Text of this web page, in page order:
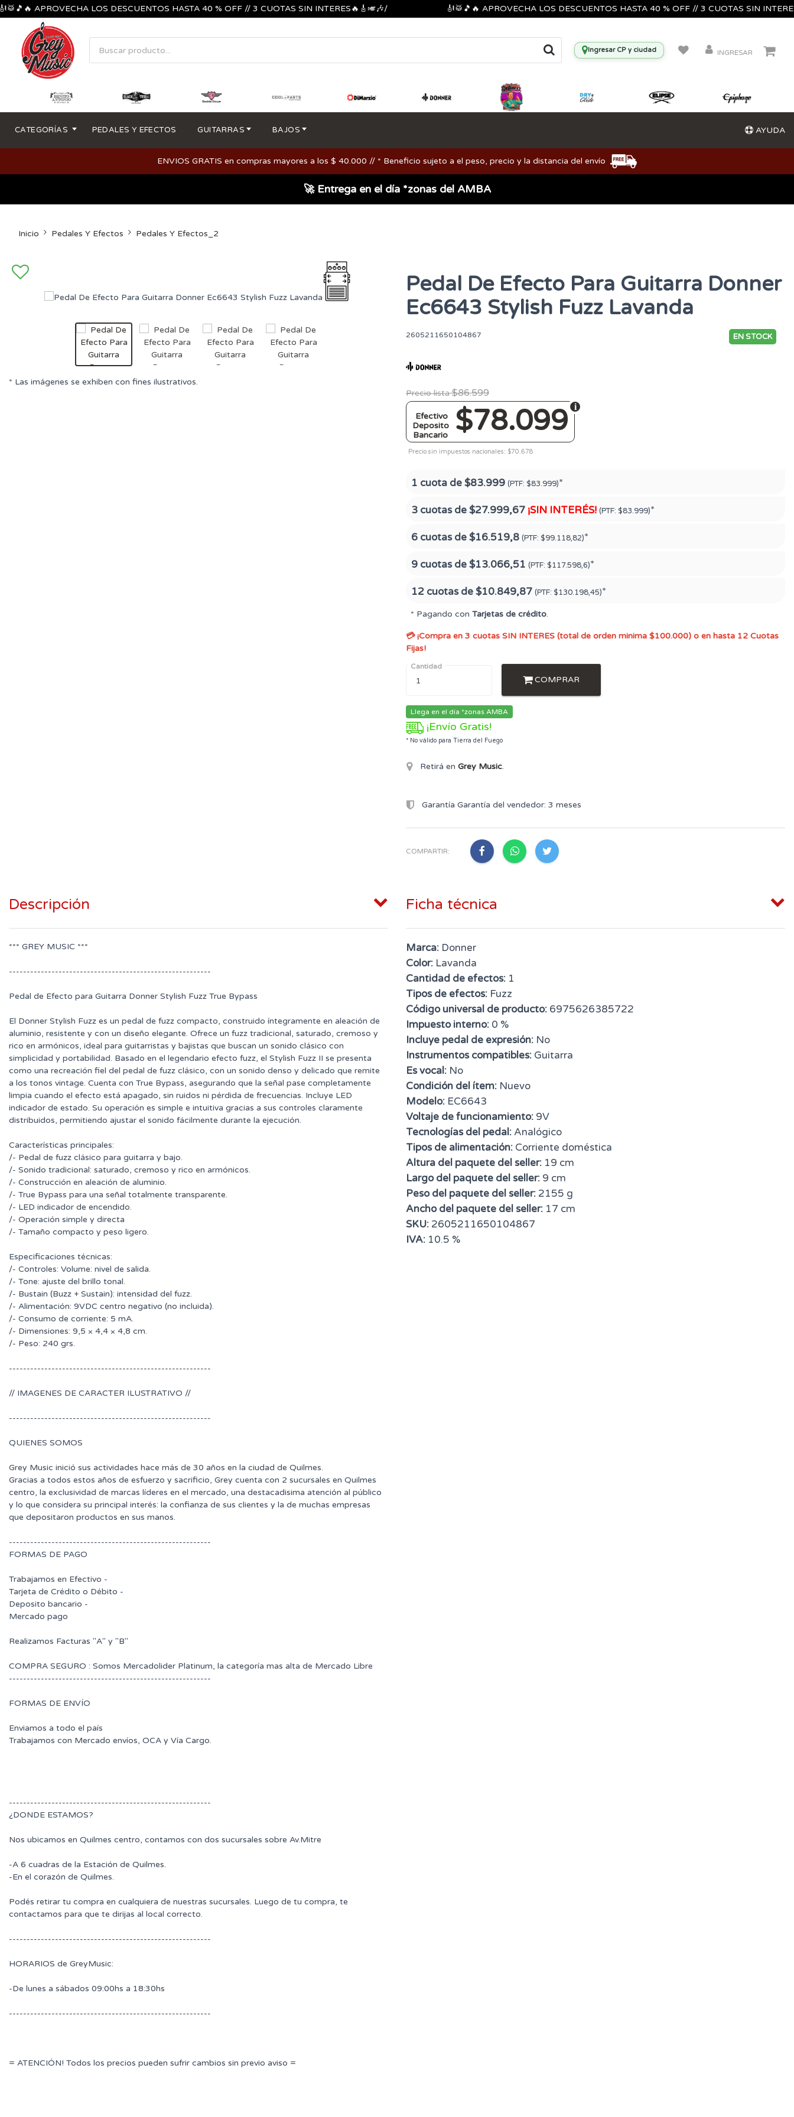
APROVECHA LOS DESCUENTOS HASTA 40 % OFF // 3 CUOTAS SIN INTERES🔥🎸🎺🎶/ 🎻🥁🎵🔥 APROVECHA LOS DESCUENTOS HASTA 40 % OFF // 3 CUOTAS SIN
Ingresar CP y ciudad INGRESAR
CATEGORÍAS PEDALES Y EFECTOS GUITARRAS BAJOS AYUDA
ENVIOS GRATIS en compras mayores a los $ 40.000 // * Beneficio sujeto a el peso, precio y la distancia del envío
🚀 Entrega en el día *zonas del AMBA
Inicio Pedales Y Efectos Pedales Y Efectos_2
* Las imágenes se exhiben con fines ilustrativos.
Pedal De Efecto Para Guitarra Donner
Ec6643 Stylish Fuzz Lavanda
2605211650104867 EN STOCK
Precio lista $86.599
$78.099
Efectivo
Deposito
Bancario
Precio sin impuestos nacionales: $70.678
1 cuota de$83.999 (PTF: $83.999)*
3 cuotas de$27.999,67 ¡SIN INTERÉS! (PTF: $83.999)*
6 cuotas de$16.519,8 (PTF: $99.118,82)*
9 cuotas de$13.066,51 (PTF: $117.598,6)*
12 cuotas de$10.849,87 (PTF: $130.198,45)*
* Pagando con Tarjetas de crédito.
💳 ¡Compra en 3 cuotas SIN INTERES (total de orden minima $100.000) o en hasta 12 Cuotas
Fijas!
Cantidad
COMPRAR
Llega en el día *zonas AMBA
¡Envío Gratis!
* No válido para Tierra del Fuego
Retirá en Grey Music.
Garantía Garantía del vendedor: 3 meses
COMPARTIR:
Descripción
*** GREY MUSIC ***
---------------------------------------------------------
Pedal de Efecto para Guitarra Donner Stylish Fuzz True Bypass
El Donner Stylish Fuzz es un pedal de fuzz compacto, construido íntegramente en aleación de
aluminio, resistente y con un diseño elegante. Ofrece un fuzz tradicional, saturado, cremoso y
rico en armónicos, ideal para guitarristas y bajistas que buscan un sonido clásico con
simplicidad y portabilidad. Basado en el legendario efecto fuzz, el Stylish Fuzz II se presenta
como una recreación fiel del pedal de fuzz clásico, con un sonido denso y delicado que remite
a los tonos vintage. Cuenta con True Bypass, asegurando que la señal pase completamente
limpia cuando el efecto está apagado, sin ruidos ni pérdida de frecuencias. Incluye LED
indicador de estado. Su operación es simple e intuitiva gracias a sus controles claramente
distribuidos, permitiendo ajustar el sonido fácilmente durante la ejecución.
Características principales:
/- Pedal de fuzz clásico para guitarra y bajo.
/- Sonido tradicional: saturado, cremoso y rico en armónicos.
/- Construcción en aleación de aluminio.
/- True Bypass para una señal totalmente transparente.
/- LED indicador de encendido.
/- Operación simple y directa
/- Tamaño compacto y peso ligero.
Especificaciones técnicas:
/- Controles: Volume: nivel de salida.
/- Tone: ajuste del brillo tonal.
/- Bustain (Buzz + Sustain): intensidad del fuzz.
/- Alimentación: 9VDC centro negativo (no incluida).
/- Consumo de corriente: 5 mA.
/- Dimensiones: 9,5 × 4,4 × 4,8 cm.
/- Peso: 240 grs.
---------------------------------------------------------
// IMAGENES DE CARACTER ILUSTRATIVO //
---------------------------------------------------------
QUIENES SOMOS
Grey Music inició sus actividades hace más de 30 años en la ciudad de Quilmes.
Gracias a todos estos años de esfuerzo y sacrificio, Grey cuenta con 2 sucursales en Quilmes
centro, la exclusividad de marcas líderes en el mercado, una destacadisima atención al público
y lo que considera su principal interés: la confianza de sus clientes y la de muchas empresas
que depositaron productos en sus manos.
---------------------------------------------------------
FORMAS DE PAGO
Trabajamos en Efectivo -
Tarjeta de Crédito o Débito -
Deposito bancario -
Mercado pago
Realizamos Facturas "A" y "B"
COMPRA SEGURO : Somos Mercadolider Platinum, la categoría mas alta de Mercado Libre
---------------------------------------------------------
FORMAS DE ENVÍO
Enviamos a todo el país
Trabajamos con Mercado envíos, OCA y Vía Cargo.
---------------------------------------------------------
¿DONDE ESTAMOS?
Nos ubicamos en Quilmes centro, contamos con dos sucursales sobre Av.Mitre
-A 6 cuadras de la Estación de Quilmes.
-En el corazón de Quilmes.
Podés retirar tu compra en cualquiera de nuestras sucursales. Luego de tu compra, te
contactamos para que te dirijas al local correcto.
---------------------------------------------------------
HORARIOS de GreyMusic:
-De lunes a sábados 09:00hs a 18:30hs
---------------------------------------------------------
= ATENCIÓN! Todos los precios pueden sufrir cambios sin previo aviso =
Ficha técnica
Marca: Donner
Color: Lavanda
Cantidad de efectos: 1
Tipos de efectos: Fuzz
Código universal de producto: 6975626385722
Impuesto interno: 0 %
Incluye pedal de expresión: No
Instrumentos compatibles: Guitarra
Es vocal: No
Condición del ítem: Nuevo
Modelo: EC6643
Voltaje de funcionamiento: 9V
Tecnologías del pedal: Analógico
Tipos de alimentación: Corriente doméstica
Altura del paquete del seller: 19 cm
Largo del paquete del seller: 9 cm
Peso del paquete del seller: 2155 g
Ancho del paquete del seller: 17 cm
SKU: 2605211650104867
IVA: 10.5 %